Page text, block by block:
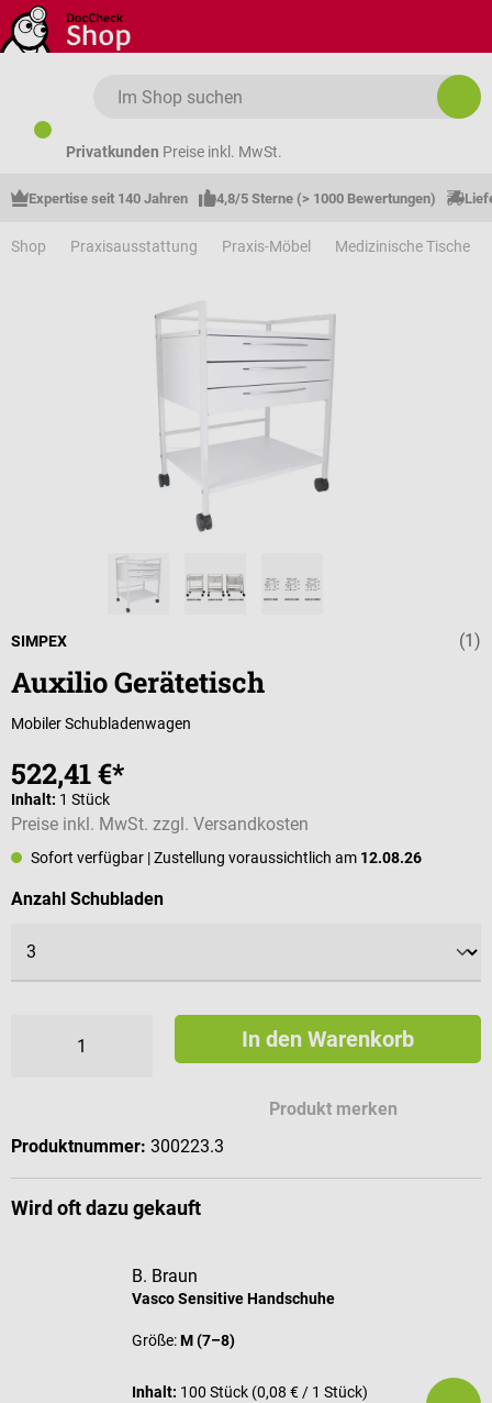
Zum Hauptinhalt springen
Privatkunden Preise inkl. MwSt.
Expertise seit 140 Jahren 4,8/5 Sterne (> 1000 Bewertungen)
Shop Praxisausstattung Praxis-Möbel Medizinische Tische
(1)
SIMPEX
Auxilio Gerätetisch
Mobiler Schubladenwagen
522,41 €*
Inhalt: 1 Stück
Preise inkl. MwSt. zzgl. Versandkosten
Sofort verfügbar | Zustellung voraussichtlich am 12.08.26
Anzahl Schubladenauswählen
In den Warenkorb
Produkt merken
Produktnummer: 300223.3
Wird oft dazu gekauft
B. Braun
Vasco Sensitive Handschuhe
Größe:M (7–8)
Inhalt: 100 Stück (0,08 € / 1 Stück)